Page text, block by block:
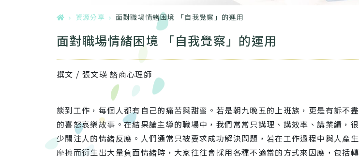
資源分享 面對職場情緒困境 「自我覺察」的運用
面對職場情緒困境 「自我覺察」的運用
撰文 / 張文瑛 諮商心理師
談到工作，每個人都有自己的痛苦與甜蜜。若是朝九晚五的上班族，更是有訴不盡
的喜怒哀樂故事。在結果論主導的職場中，我們常常只講理、講效率、講業績，很
少關注人的情緒反應。人們通常只被要求成功解決問題，若在工作過程中與人產生
摩擦而衍生出大量負面情緒時，大家往往會採用各種不適當的方式來因應，包括轉